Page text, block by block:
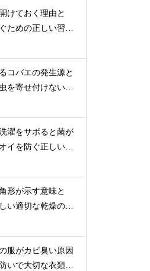
けておく理由と
ための正しい習慣
コバエの発生源と
を寄せ付けないた
濯をサボると菌が
イを防ぐ正しいケ
形が示す意味と
い適切な乾燥の方
服がカビ臭い原因
いで大切な衣類を